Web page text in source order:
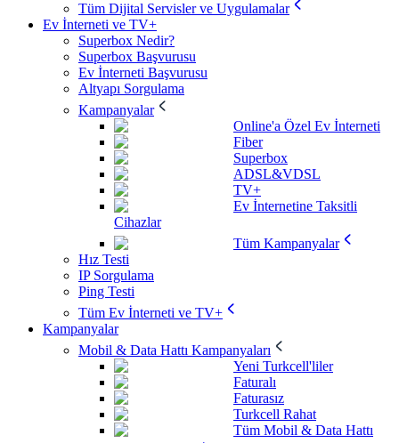
Tüm Dijital Servisler ve Uygulamalar
Ev İnterneti ve TV+
Superbox Nedir?
Superbox Başvurusu
Ev İnterneti Başvurusu
Altyapı Sorgulama
Kampanyalar
Online'a Özel Ev İnterneti
Fiber
Superbox
ADSL&VDSL
TV+
Ev İnternetine Taksitli
Cihazlar
Tüm Kampanyalar
Hız Testi
IP Sorgulama
Ping Testi
Tüm Ev İnterneti ve TV+
Kampanyalar
Mobil & Data Hattı Kampanyaları
Yeni Turkcell'liler
Faturalı
Faturasız
Turkcell Rahat
Tüm Mobil & Data Hattı